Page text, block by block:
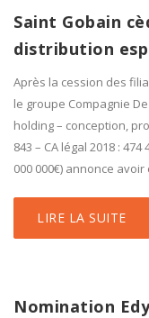
Saint Gobain
distribution
Après la cession des
le groupe Compagnie
holding – conception,
843 – CA légal 2018 :
000 000€) annonce
LIRE LA SUITE
Nomination